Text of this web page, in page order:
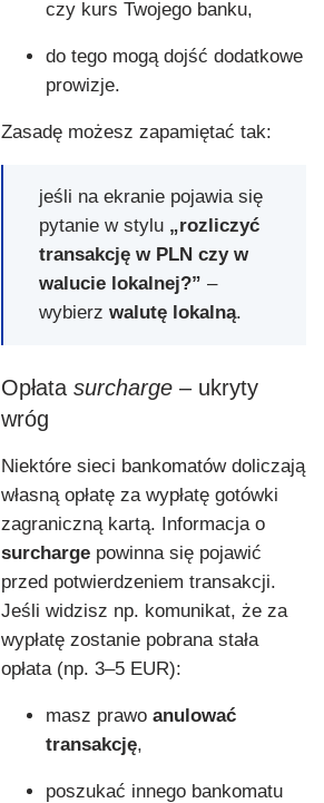
czy kurs Twojego banku,
do tego mogą dojść dodatkowe
prowizje.
Zasadę możesz zapamiętać tak:
jeśli na ekranie pojawia się
pytanie w stylu „rozliczyć
transakcję w PLN czy w
walucie lokalnej?” –
wybierz walutę lokalną.
Opłata surcharge – ukryty
wróg
Niektóre sieci bankomatów doliczają
własną opłatę za wypłatę gotówki
zagraniczną kartą. Informacja o
surcharge powinna się pojawić
przed potwierdzeniem transakcji.
Jeśli widzisz np. komunikat, że za
wypłatę zostanie pobrana stała
opłata (np. 3–5 EUR):
masz prawo anulować
transakcję,
poszukać innego bankomatu